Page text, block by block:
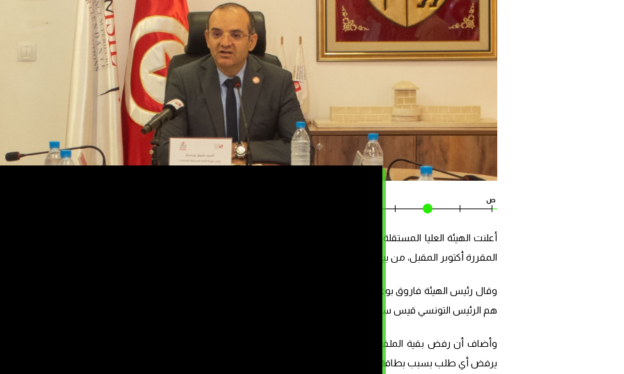
ص
المقررة أكتوبر المقبل، من بينهم الرئيس قيس سعيّد الذي يسعى إلى الفوز بولاية ثانية.
هم الرئيس التونسي قيس سعيّد.
وأضاف أن رفض بقية الملفات سببه إما نقص عدد توقيعات التزكيات، وإما عدم احترامها شرط التوزيع حول الجهات، “ولم
يرفض أي طلب بسبب بطاقة السجلات العدلية”.